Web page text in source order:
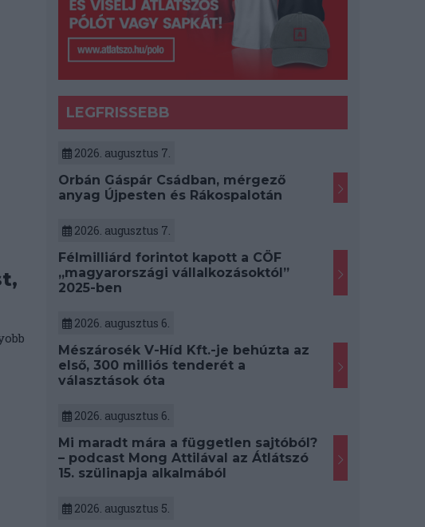
LEGFRISSEBB
2026. augusztus 7.
Orbán Gáspár Csádban, mérgező
anyag Újpesten és Rákospalotán
2026. augusztus 7.
Félmilliárd forintot kapott a CÖF
„magyarországi vállalkozásoktól”
2025-ben
2026. augusztus 6.
Mészárosék V-Híd Kft.-je behúzta az
első, 300 milliós tenderét a
választások óta
2026. augusztus 6.
Mi maradt mára a független sajtóból?
– podcast Mong Attilával az Átlátszó
15. szülinapja alkalmából
2026. augusztus 5.